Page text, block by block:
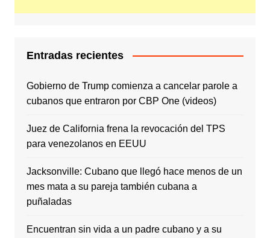
Entradas recientes
Gobierno de Trump comienza a cancelar parole a
cubanos que entraron por CBP One (videos)
Juez de California frena la revocación del TPS
para venezolanos en EEUU
Jacksonville: Cubano que llegó hace menos de un
mes mata a su pareja también cubana a
puñaladas
Encuentran sin vida a un padre cubano y a su